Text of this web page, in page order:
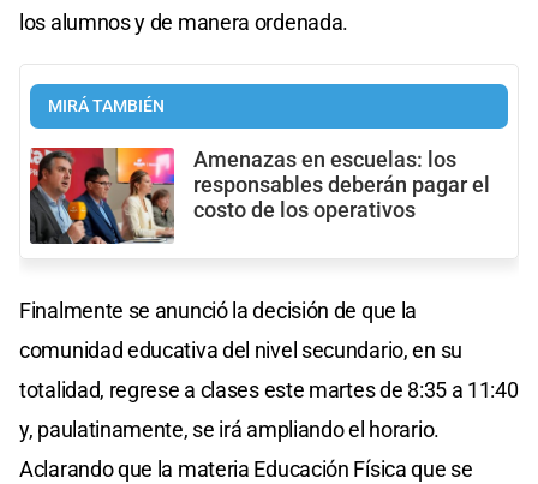
los alumnos y de manera ordenada.
MIRÁ TAMBIÉN
Amenazas en escuelas: los
responsables deberán pagar el
costo de los operativos
Finalmente se anunció la decisión de que la
comunidad educativa del nivel secundario, en su
totalidad, regrese a clases este martes de 8:35 a 11:40
y, paulatinamente, se irá ampliando el horario.
Aclarando que la materia Educación Física que se